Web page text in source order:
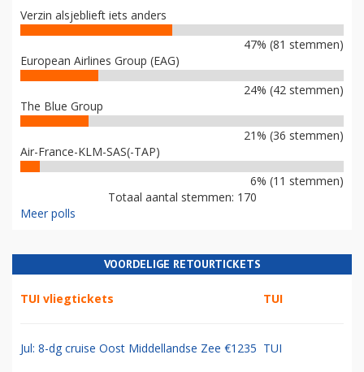
Verzin alsjeblieft iets anders
47% (81 stemmen)
European Airlines Group (EAG)
24% (42 stemmen)
The Blue Group
21% (36 stemmen)
Air-France-KLM-SAS(-TAP)
6% (11 stemmen)
Totaal aantal stemmen: 170
Meer polls
VOORDELIGE RETOURTICKETS
TUI vliegtickets TUI
Jul: 8-dg cruise Oost Middellandse Zee €1235 TUI